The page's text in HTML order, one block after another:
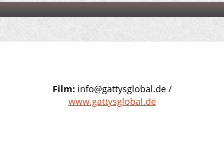
Film: info@gattysglobal.de /
www.gattysglobal.de